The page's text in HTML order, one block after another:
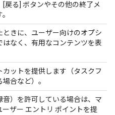
戻る] ボタンやその他の終了メ
ときに、ユーザー向けのオプシ
はなく、有用なコンテンツを表
カットを提供します（タスクフ
合など）。
音）を許可している場合は、マ
ザー エントリ ポイントを提